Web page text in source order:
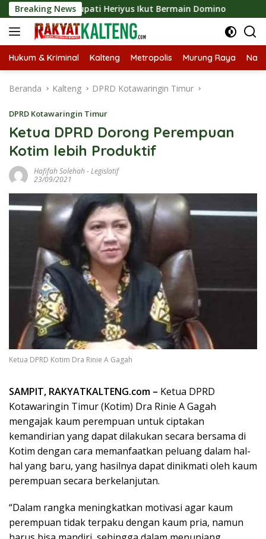
Langsung
ke
konten
Breaking News
2026, Bupati Heriyus Ikut Bermain Domino Tekan
Hukum & Kriminal Kalteng Metropolis Murung Raya
Beranda Kalteng DPRD Kotawaringin Timur
DPRD Kotawaringin Timur
Ketua DPRD Dorong Perempuan
Kotim lebih Produktif
Hafifah Solehah -Legislatif
23/09/2021
Ketua DPRD Kotim Dra Rinie A Gagah
SAMPIT, RAKYATKALTENG.com – Ketua DPRD
Kotawaringin Timur (Kotim) Dra Rinie A Gagah
mengajak kaum perempuan untuk ciptakan
kemandirian yang dapat dilakukan secara bersama di
Kotim dengan cara memanfaatkan peluang dalam hal-
hal yang baru, yang hasilnya dapat dinikmati oleh kaum
perempuan secara berkelanjutan.
“Dalam rangka meningkatkan motivasi agar kaum
perempuan tidak terpaku dengan kaum pria, namun